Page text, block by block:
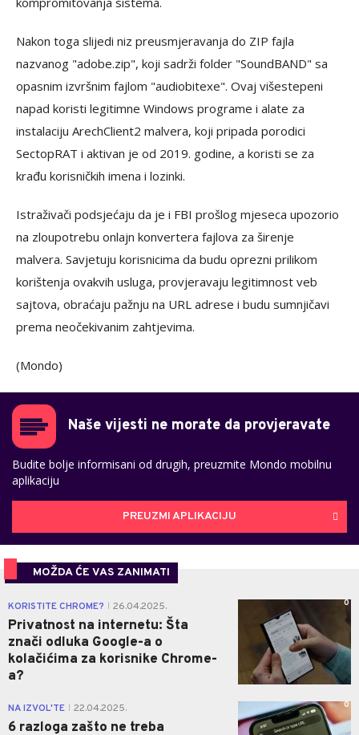
Nakon toga slijedi niz preusmjeravanja do ZIP fajla
nazvanog "adobe.zip", koji sadrži folder "SoundBAND" sa
opasnim izvršnim fajlom "audiobitexe". Ovaj višestepeni
napad koristi legitimne Windows programe i alate za
instalaciju ArechClient2 malvera, koji pripada porodici
SectopRAT i aktivan je od 2019. godine, a koristi se za
krađu korisničkih imena i lozinki.
Istraživači podsjećaju da je i FBI prošlog mjeseca upozorio
na zloupotrebu onlajn konvertera fajlova za širenje
malvera. Savjetuju korisnicima da budu oprezni prilikom
korištenja ovakvih usluga, provjeravaju legitimnost veb
sajtova, obraćaju pažnju na URL adrese i budu sumnjičavi
prema neočekivanim zahtjevima.
(Mondo)
Naše vijesti ne morate da provjeravate
Budite bolje informisani od drugih, preuzmite Mondo mobilnu
aplikaciju
PREUZMI APLIKACIJU
MOŽDA ĆE VAS ZANIMATI
KORISTITE CHROME? 26.04.2025.
Privatnost na internetu: Šta
znači odluka Google-a o
kolačićima za korisnike Chrome-
a?
0
NA IZVOL'TE 22.04.2025.
6 razloga zašto ne treba
0